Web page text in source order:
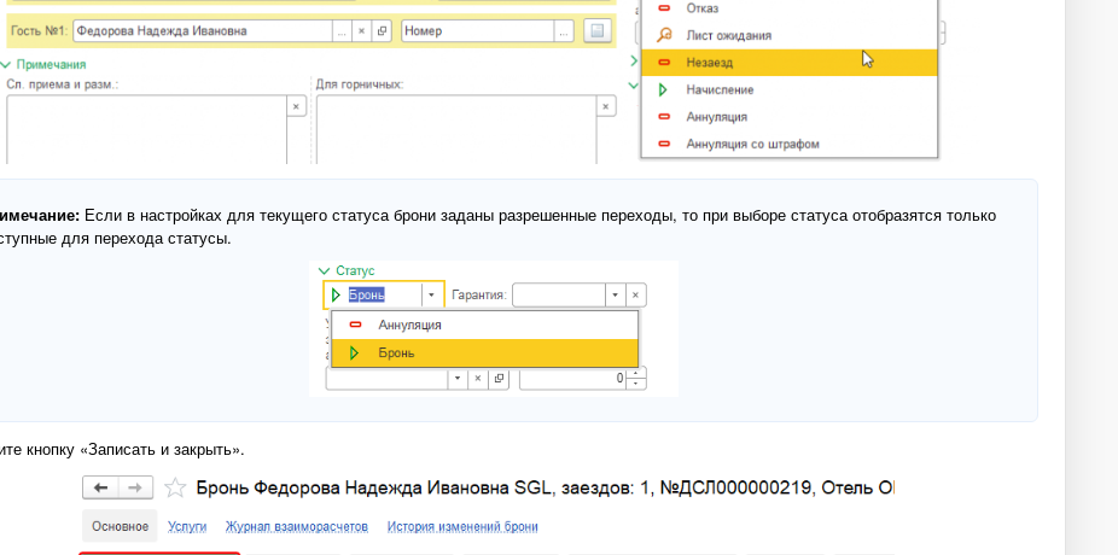
Если в настройках для текущего статуса брони заданы разрешенные переходы, то при выборе статуса отобразятся только
для перехода статусы.
кнопку «Записать и закрыть».